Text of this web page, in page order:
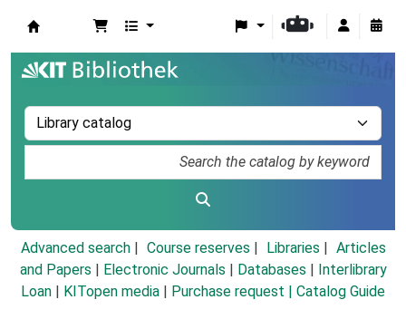
Advanced search Course reserves Libraries
Articles
and Papers
Electronic Journals Databases
Interlibrary
Loan
KITopen media Purchase request | Catalog Guide